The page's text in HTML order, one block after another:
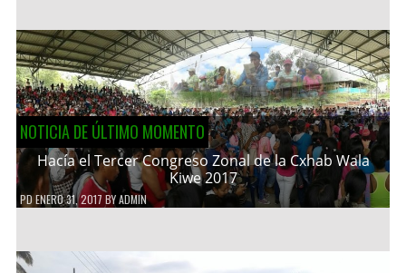
NOTICIA DE ÚLTIMO MOMENTO
Hacía el Tercer Congreso Zonal de la Cxhab Wala
Kiwe 2017
PDENERO 31, 2017 BYADMIN